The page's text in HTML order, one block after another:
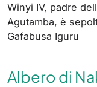
Winyi IV, padre
Agutamba, è
Gafabusa Iguru
Albero di